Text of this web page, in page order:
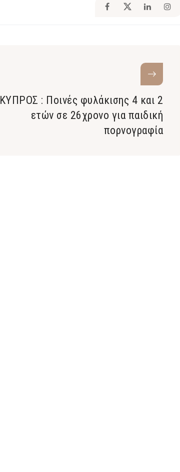
ΚΥΠΡΟΣ : Ποινές φυλάκισης 4 και 2
ετών σε 26χρονο για παιδική
πορνογραφία